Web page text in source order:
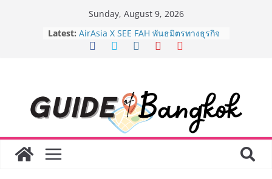
Sunday, August 9, 2026
Latest: AirAsia X SEE FAH พันธมิตรทางธุรกิจ
ยาวนานกว่า 20 ปี ต่อยอดเสิร์ฟความ
“BIO TRADE CONNECT 2026” ยก
ระดับผลิตภัณฑ์ท้องถิ่นสู่ตลาดเชิง
พาณิชย์อย่างยั่งยืน
LORDNINE จัดศึกคนดังสายเกม ไทย
ปะทะ ฟิลิปปินส์ ใน “Rise of the Tenth